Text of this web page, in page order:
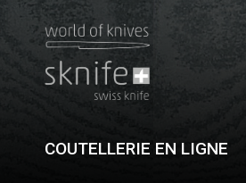
COUTELLERIE EN LIGNE